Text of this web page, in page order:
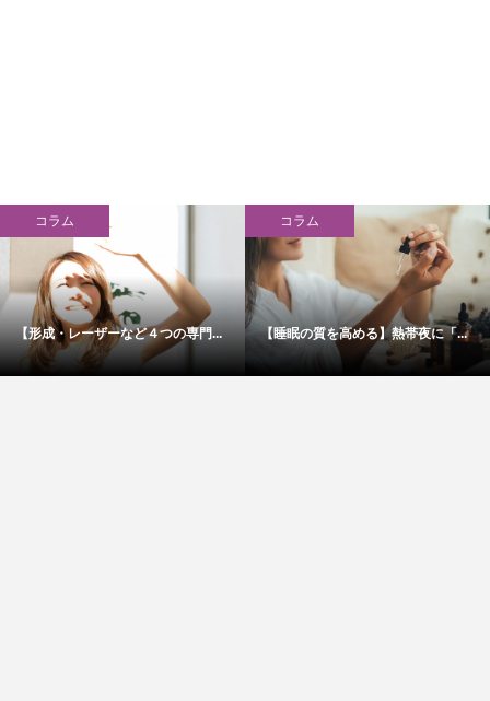
コラム
【形成・レーザーなど４つの専門...
コラム
【睡眠の質を高める】熱帯夜に「...